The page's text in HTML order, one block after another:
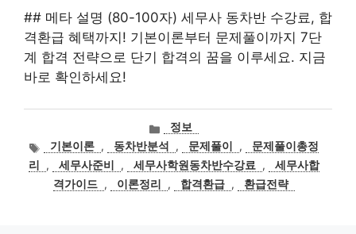
## 메타 설명 (80-100자) 세무사 동차반 수강료, 합
격환급 혜택까지! 기본이론부터 문제풀이까지 7단
계 합격 전략으로 단기 합격의 꿈을 이루세요. 지금
바로 확인하세요!
카
테
고
리
정보
태기본이론 , 동차반분석 , 문제풀이 ,
문제풀이총정
리
, 세무사준비 , 세무사학원동차반수강료 ,
세무사합
격가이드 , 이론정리 , 합격환급 , 환급전략